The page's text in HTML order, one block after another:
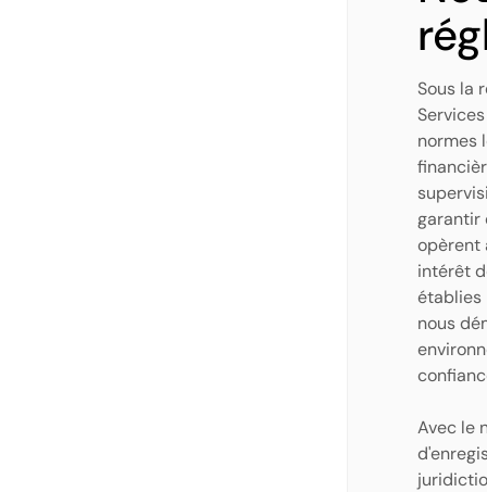
Sous la
normes
garantir
opèrent
intérêt
établies
nous
Avec le